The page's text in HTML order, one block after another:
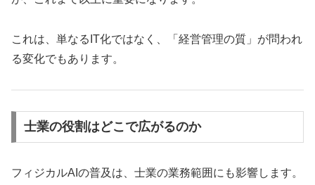
これは、単なるIT化ではなく、「経営管理の質」が問われ
る変化でもあります。
士業の役割はどこで広がるのか
フィジカルAIの普及は、士業の業務範囲にも影響します。